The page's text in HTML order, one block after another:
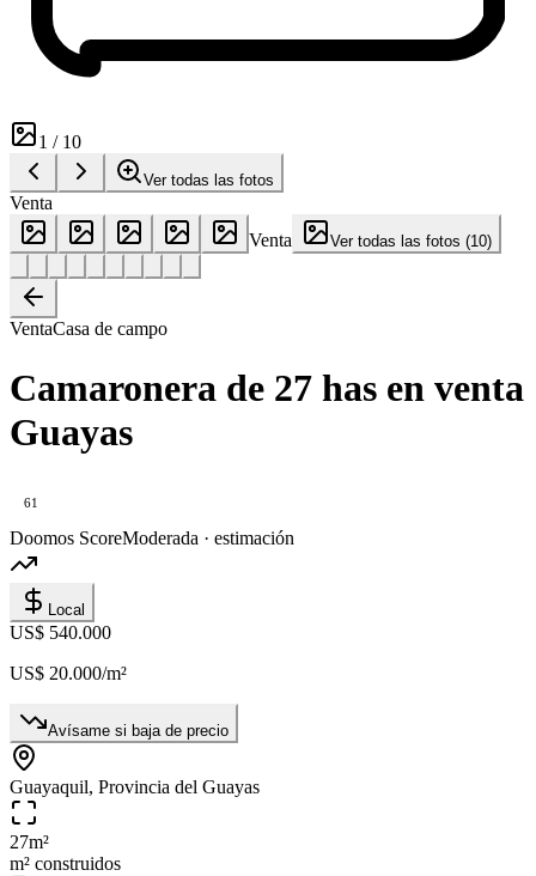
1 / 10
Ver todas las fotos
Venta
Venta
Ver todas las fotos (10)
VentaCasa de campo
Camaronera de 27 has en venta
Guayas
61
Doomos ScoreModerada · estimación
Local
US$ 540.000
US$ 20.000/m²
Avísame si baja de precio
Guayaquil, Provincia del Guayas
27m²
m² construidos